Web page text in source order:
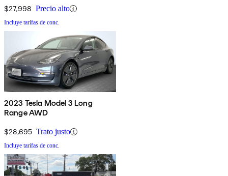
$27,998 Precio alto
Incluye tarifas de conc.
2023 Tesla Model 3 Long
Range AWD
$28,695 Trato justo
Incluye tarifas de conc.